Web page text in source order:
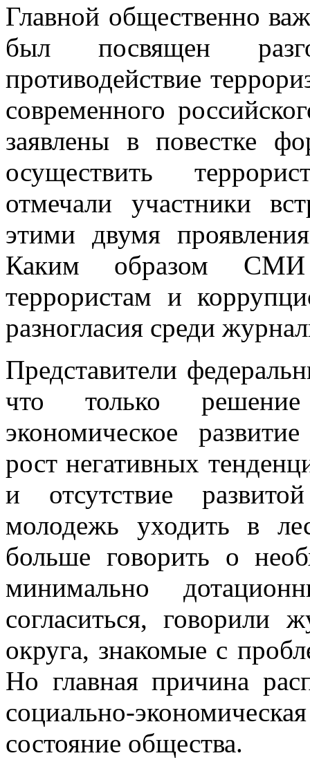
Главной общественно
был посвящен
противодействие
современного
заявлены в повестке
осуществить
отмечали участники
этими двумя
Каким образом СМИ
террористам и
разногласия среди
Представители
что только
экономическое
рост негативных
и отсутствие
молодежь уходить в
больше говорить о
минимально
согласиться, говорили
округа, знакомые с
Но главная причина
социально-
состояние общества.